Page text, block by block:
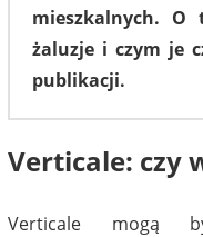
mieszkalnych. O
żaluzje i czym je
publikacji.
Verticale: czy
Verticale mogą